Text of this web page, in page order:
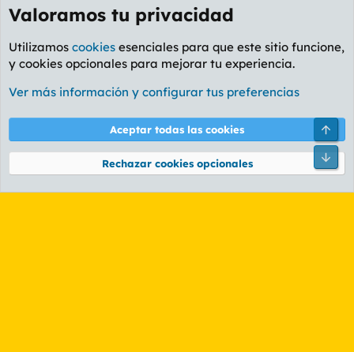
Etiquetas
Cookies
PL OLDSTYLE AMARILLO
Términos y reglas Política de privacidad Ayuda
Community platform by XenForo® © 2010-2026 XenForo Ltd.
Valoramos tu privacidad
Utilizamos cookies esenciales para que este sitio funcione,
y cookies opcionales para mejorar tu experiencia.
Ver más información y configurar tus preferencias
Aceptar todas las cookies
Rechazar cookies opcionales
Pie